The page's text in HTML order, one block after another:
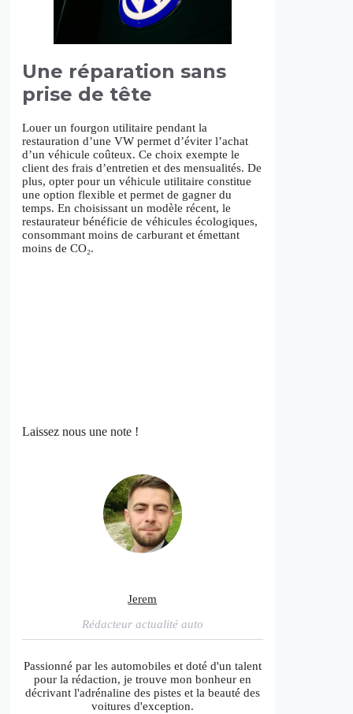
Une réparation sans
prise de tête
Louer un fourgon utilitaire pendant la
restauration d’une VW permet d’éviter l’achat
d’un véhicule coûteux. Ce choix exempte le
client des frais d’entretien et des mensualités. De
plus, opter pour un véhicule utilitaire constitue
une option flexible et permet de gagner du
temps. En choisissant un modèle récent, le
restaurateur bénéficie de véhicules écologiques,
consommant moins de carburant et émettant
moins de CO₂.
Laissez nous une note !
Jerem
Rédacteur actualité auto
Passionné par les automobiles et doté d'un talent
pour la rédaction, je trouve mon bonheur en
décrivant l'adrénaline des pistes et la beauté des
voitures d'exception.